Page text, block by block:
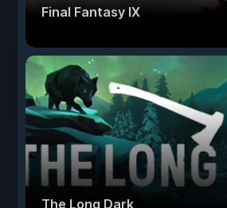
Final Fantasy IX
The Long Dark